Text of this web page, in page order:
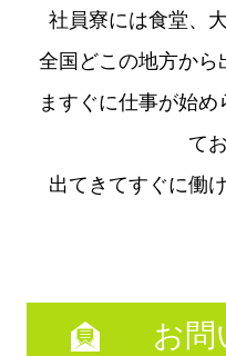
社員寮には食堂、
全国どこの地方から
ますぐに仕事が始
て
出てきてすぐに働
お問